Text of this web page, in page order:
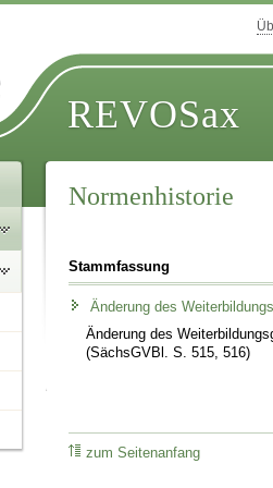
REVOSax
Normenhistorie
Stammfassung
Änderung des
Änderung des
(SächsGVBl. S. 515, 516)
zum Seitenanfang